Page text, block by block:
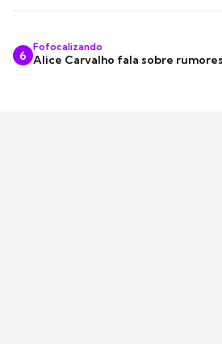
6
Fofocalizando
Alice Carvalho fala sobre